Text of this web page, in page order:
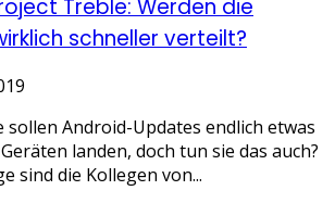
Treble: Werden die
schneller verteilt?
Android-Updates endlich etwas
landen, doch tun sie das auch?
sind die Kollegen von...